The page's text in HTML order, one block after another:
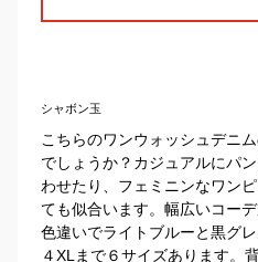
シャボン玉
こちらのワンウォッシュデニ
でしょうか？カジュアルにパ
わせたり、フェミニンなワン
ても似合います。幅広いコー
色違いでライトブルーと黒グ
４XLまで６サイズあります。